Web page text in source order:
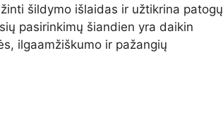
šildymo išlaidas ir užtikrina patogų
pasirinkimų šiandien yra daikin
ilgaamžiškumo ir pažangių